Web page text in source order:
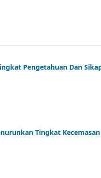
Pengetahuan Dan
Tingkat